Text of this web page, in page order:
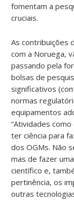
fomentam a
cruciais.
As contribuições
com a Noruega,
passando pela
bolsas de
significativos
normas
equipamentos
“Atividades
ter ciência para
dos OGMs. Não
mas de fazer
científico e,
pertinência, os
outras